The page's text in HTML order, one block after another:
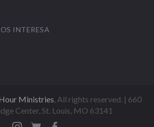
INTERESA
Ministries, All rights reserved. | 660
Center, St. Louis, MO 63141